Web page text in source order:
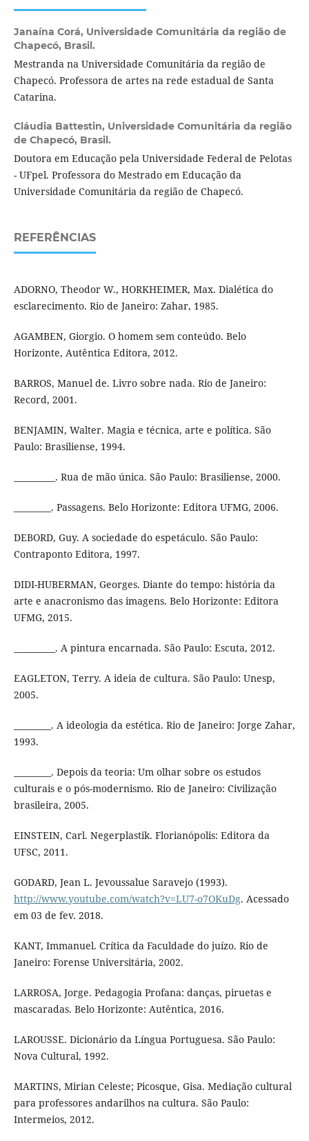
Janaína Corá, Universidade Comunitária da região de
Chapecó, Brasil.
Mestranda na Universidade Comunitária da região de
Chapecó. Professora de artes na rede estadual de Santa
Catarina.
Cláudia Battestin, Universidade Comunitária da região
de Chapecó, Brasil.
Doutora em Educação pela Universidade Federal de Pelotas
- UFpel. Professora do Mestrado em Educação da
Universidade Comunitária da região de Chapecó.
REFERÊNCIAS
ADORNO, Theodor W., HORKHEIMER, Max. Dialética do
esclarecimento. Rio de Janeiro: Zahar, 1985.
AGAMBEN, Giorgio. O homem sem conteúdo. Belo
Horizonte, Autêntica Editora, 2012.
BARROS, Manuel de. Livro sobre nada. Rio de Janeiro:
Record, 2001.
BENJAMIN, Walter. Magia e técnica, arte e política. São
Paulo: Brasiliense, 1994.
__________. Rua de mão única. São Paulo: Brasiliense, 2000.
_________. Passagens. Belo Horizonte: Editora UFMG, 2006.
DEBORD, Guy. A sociedade do espetáculo. São Paulo:
Contraponto Editora, 1997.
DIDI-HUBERMAN, Georges. Diante do tempo: história da
arte e anacronismo das imagens. Belo Horizonte: Editora
UFMG, 2015.
__________. A pintura encarnada. São Paulo: Escuta, 2012.
EAGLETON, Terry. A ideia de cultura. São Paulo: Unesp,
2005.
_________. A ideologia da estética. Rio de Janeiro: Jorge Zahar,
1993.
_________. Depois da teoria: Um olhar sobre os estudos
culturais e o pós-modernismo. Rio de Janeiro: Civilização
brasileira, 2005.
EINSTEIN, Carl. Negerplastik. Florianópolis: Editora da
UFSC, 2011.
GODARD, Jean L. Jevoussalue Saravejo (1993).
http://www.youtube.com/watch?v=LU7-o7OKuDg. Acessado
em 03 de fev. 2018.
KANT, Immanuel. Crítica da Faculdade do juízo. Rio de
Janeiro: Forense Universitária, 2002.
LARROSA, Jorge. Pedagogia Profana: danças, piruetas e
mascaradas. Belo Horizonte: Autêntica, 2016.
LAROUSSE. Dicionário da Língua Portuguesa. São Paulo:
Nova Cultural, 1992.
MARTINS, Mirian Celeste; Picosque, Gisa. Mediação cultural
para professores andarilhos na cultura. São Paulo:
Intermeios, 2012.